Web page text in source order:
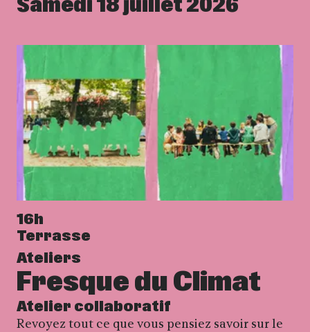
Samedi 18 juillet 2026
Fresque du Climat
Atelier collaboratif
16h
Terrasse
Revoyez tout ce que vous pensiez savoir sur le
Ateliers